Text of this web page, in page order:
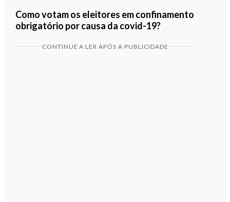
Como votam os eleitores em confinamento
obrigatório por causa da covid-19?
CONTINUE A LER APÓS A PUBLICIDADE